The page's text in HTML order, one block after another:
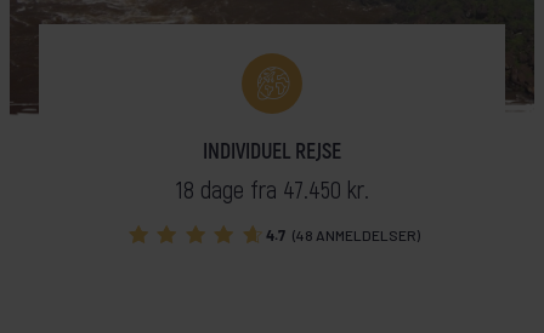
INDIVIDUEL REJSE
18 dage fra 47.450 kr.
4.7 (48 ANMELDELSER)